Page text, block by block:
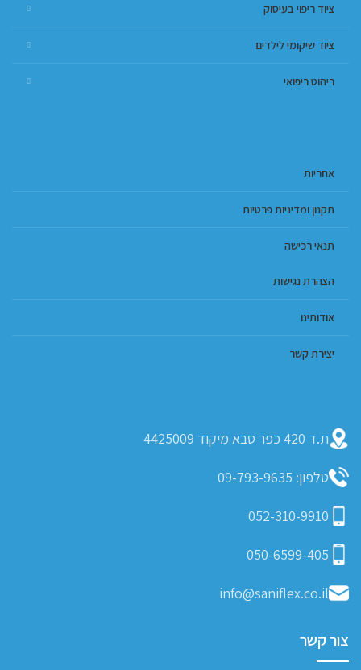
ציוד ריפוי בעיסוק
ציוד שיקומי לילדים
ריהוט ריפואי
אחריות
תקנון ומדיניות פרטיות
תנאי רכישה
הצהרת נגישות
אודותינו
יצירת קשר
ת.ד 420 כפר סבא מיקוד 4425009
טלפון: 09-793-9635
052-310-9910
050-6599-405
info@saniflex.co.il
צור קשר